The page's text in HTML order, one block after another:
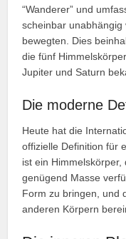
“Wanderer” und
scheinbar
bewegten. Dies
die fünf
Jupiter und Saturn
Die moderne
Heute hat die
offizielle Definition für
ist ein
genügend Masse
Form zu bringen, und
anderen Körpern